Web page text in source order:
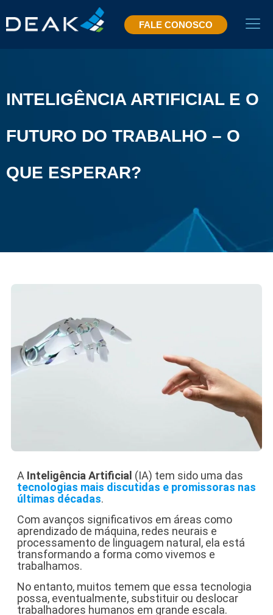
FALE CONOSCO
INTELIGÊNCIA ARTIFICIAL E O
FUTURO DO TRABALHO – O
QUE ESPERAR?
A Inteligência Artificial (IA) tem sido uma das
tecnologias mais discutidas e promissoras nas
últimas décadas.
Com avanços significativos em áreas como
aprendizado de máquina, redes neurais e
processamento de linguagem natural, ela está
transformando a forma como vivemos e
trabalhamos.
No entanto, muitos temem que essa tecnologia
possa, eventualmente, substituir ou deslocar
trabalhadores humanos em grande escala.